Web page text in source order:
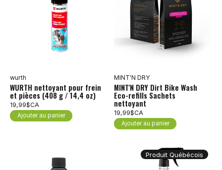
wurth
WURTH nettoyant pour frein
et pièces (408 g / 14,4 oz)
19,99$CA
Ajouter au panier
MINT'N DRY
MINT'N DRY Dirt Bike Wash
Eco-refills Sachets
nettoyant
19,99$CA
Ajouter au panier
Produit Québécois